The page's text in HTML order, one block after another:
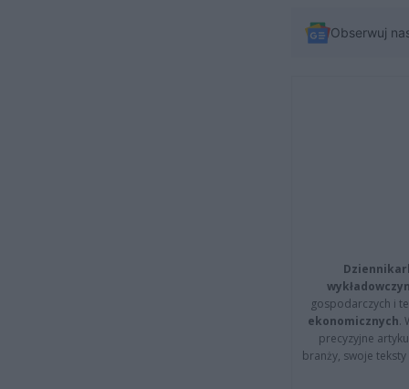
Obserwuj
gospodarczych i
ekonomicznych.
precyzyjne
branży, swoje